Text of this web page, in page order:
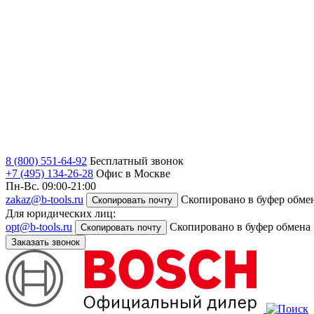
8 (800) 551-64-92 Бесплатный звонок
+7 (495) 134-26-28 Офис в Москве
Пн-Вс. 09:00-21:00
zakaz@b-tools.ru
Скопировать почту
Скопировано в буфер
Для юридических лиц:
opt@b-tools.ru
Скопировать почту Скопировано в буфер обмена
Заказать звонок